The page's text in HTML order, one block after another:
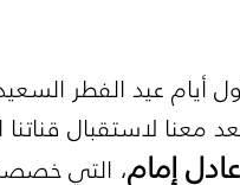
معنا لاستقبال قناتنا
عادل إمام، التي